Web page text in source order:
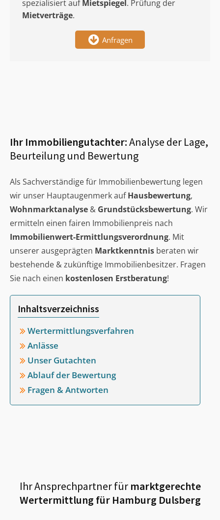
spezialisiert auf Mietspiegel . Prüfung der
Mietverträge.
Anfragen
Ihr Immobiliengutachter:Analyse der Lage,
Beurteilung und Bewertung
Als Sachverständige für Immobilienbewertung legen
wir unser Hauptaugenmerk aufHausbewertung,
Wohnmarktanalyse & Grundstücksbewertung. Wir
ermitteln einen fairen Immobilienpreis nach
Immobilienwert-Ermittlungsverordnung. Mit
unserer ausgeprägten Marktkenntnis beraten wir
bestehende & zukünftige Immobilienbesitzer. Fragen
Sie nach einen kostenlosen Erstberatung!
Inhaltsverzeichniss
Wertermittlungsverfahren
Anlässe
Unser Gutachten
Ablauf der Bewertung
Fragen & Antworten
Ihr Ansprechpartner fürmarktgerechte
Wertermittlung für Hamburg Dulsberg